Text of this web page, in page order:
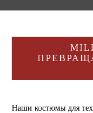
Наши костюмы для